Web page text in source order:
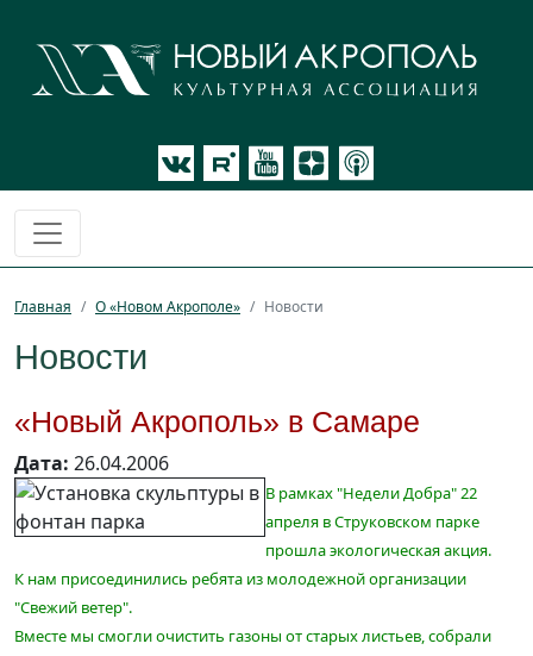
Главная О «Новом Акрополе» Новости
Новости
«Новый Акрополь» в Самаре
Дата: 26.04.2006
В рамках "Недели Добра" 22
апреля в Струковском парке
прошла экологическая акция.
К нам присоединились ребята из молодежной организации
"Свежий ветер".
Вместе мы смогли очистить газоны от старых листьев, собрали